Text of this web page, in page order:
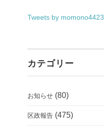
Tweets by momono4423
カテゴリー
お知らせ (80)
区政報告 (475)